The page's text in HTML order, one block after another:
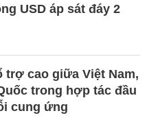
USD áp sát đáy 2
trợ cao giữa Việt Nam,
trong hợp tác đầu
cung ứng